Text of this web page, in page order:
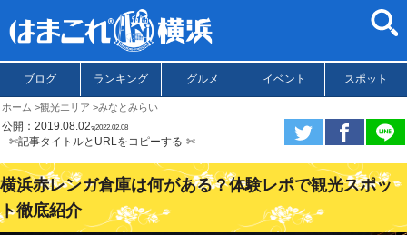
ブログ ランキング グルメ イベント スポット
ホーム 観光エリア みなとみらい
公開：2019.08.02ಇ2022.02.08
--✄記事タイトルとURLをコピーする-✄—
横浜赤レンガ倉庫は何がある？体験レポで観光スポッ
ト徹底紹介